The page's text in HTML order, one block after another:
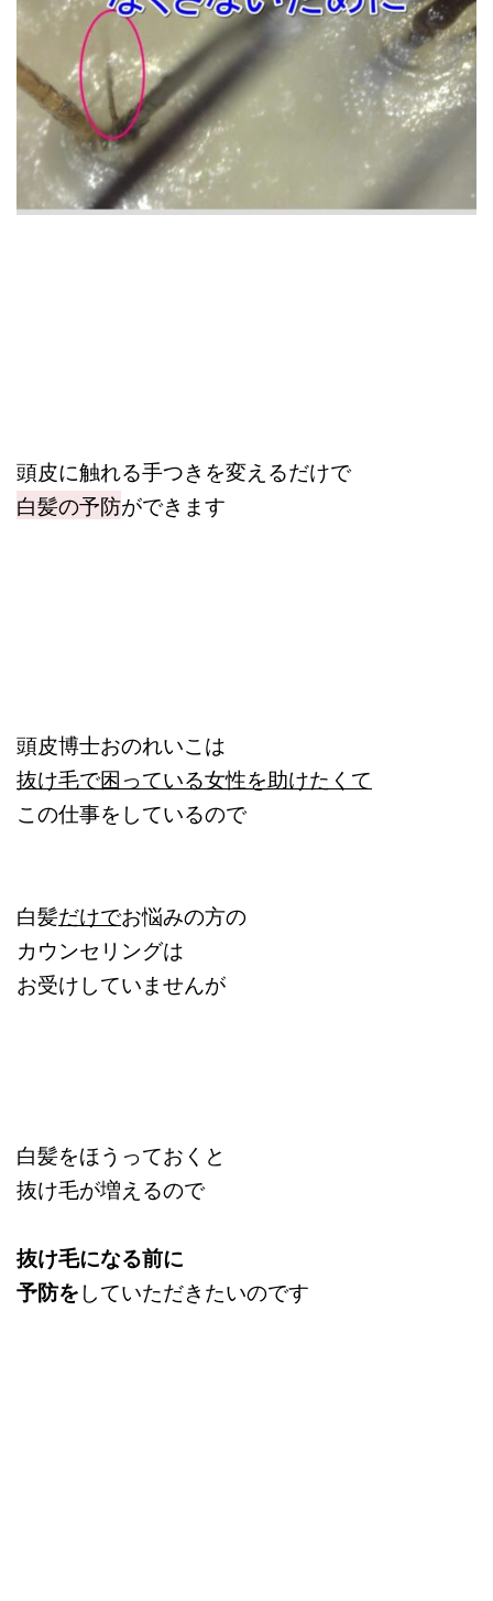
頭皮に触れる手つきを変えるだけで
白髪の予防ができます
頭皮博士おのれいこは
抜け毛で困っている女性を助けたくて
この仕事をしているので
白髪だけでお悩みの方の
カウンセリングは
お受けしていませんが
白髪をほうっておくと
抜け毛が増えるので
抜け毛になる前に
予防をしていただきたいのです